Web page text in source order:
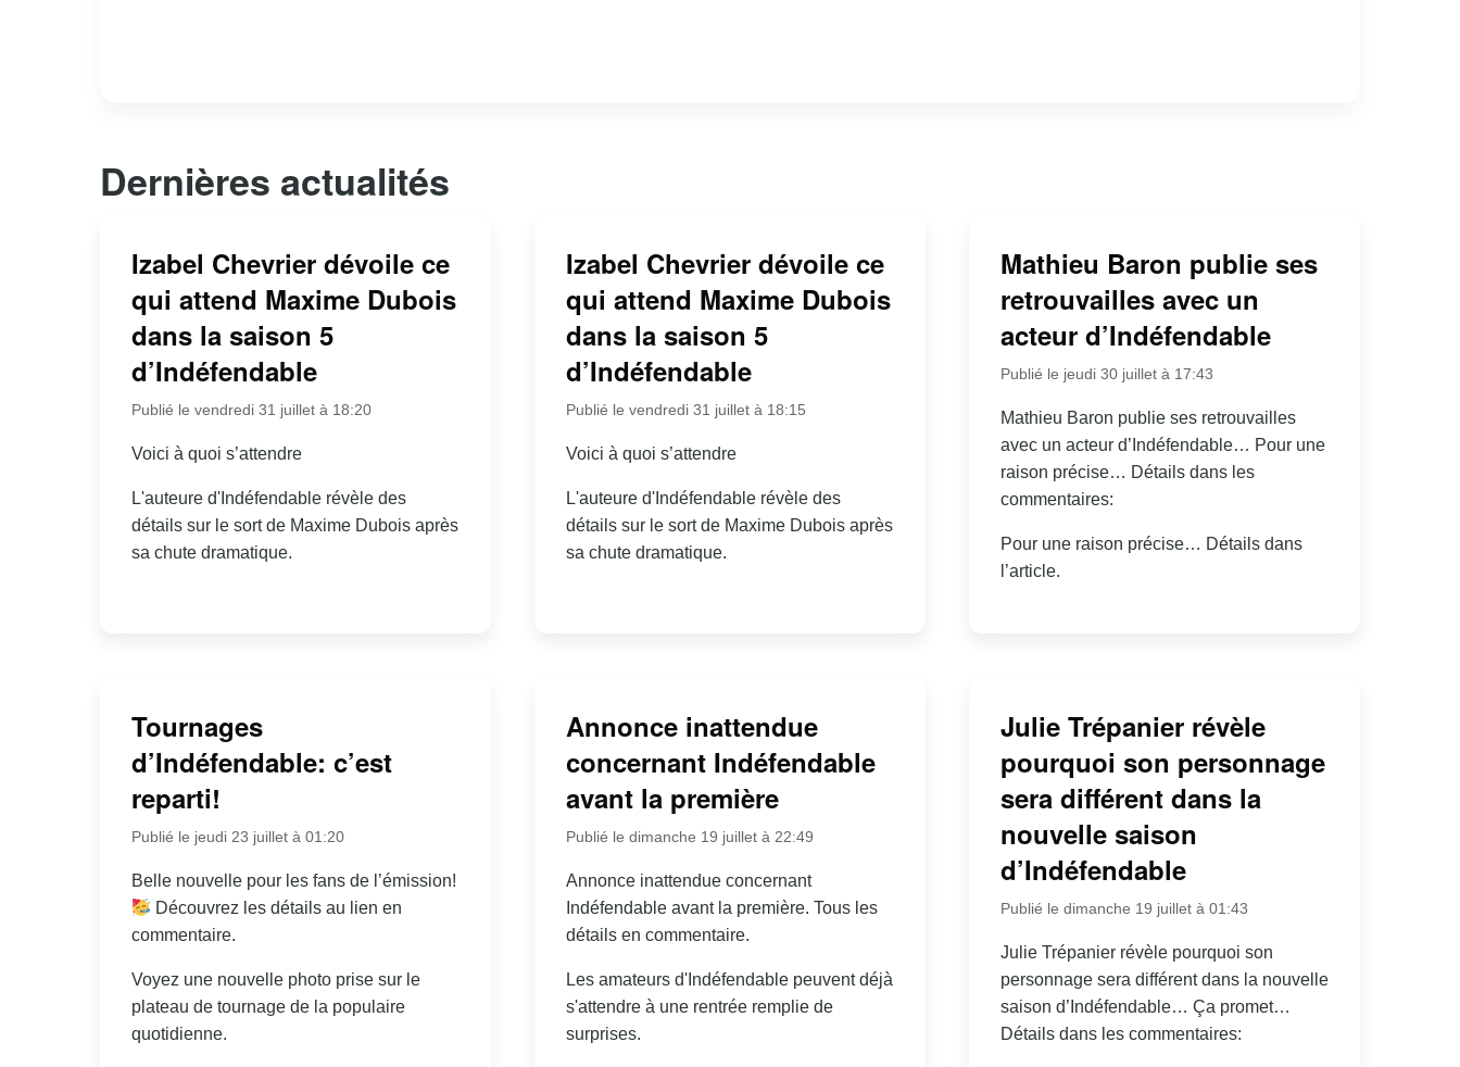
Dernières actualités
Izabel Chevrier dévoile ce
qui attend Maxime Dubois
dans la saison 5
d’Indéfendable
Publié le vendredi 31 juillet à 18:20
Voici à quoi s’attendre
L'auteure d'Indéfendable révèle des
détails sur le sort de Maxime Dubois après
sa chute dramatique.
Izabel Chevrier dévoile ce
qui attend Maxime Dubois
dans la saison 5
d’Indéfendable
Publié le vendredi 31 juillet à 18:15
Voici à quoi s’attendre
L'auteure d'Indéfendable révèle des
détails sur le sort de Maxime Dubois après
sa chute dramatique.
Mathieu Baron publie ses
retrouvailles avec un
acteur d’Indéfendable
Publié le jeudi 30 juillet à 17:43
Mathieu Baron publie ses retrouvailles
avec un acteur d’Indéfendable… Pour une
raison précise… Détails dans les
commentaires:
Pour une raison précise… Détails dans
l’article.
Tournages
d’Indéfendable: c’est
reparti!
Publié le jeudi 23 juillet à 01:20
Belle nouvelle pour les fans de l’émission!
Découvrez les détails au lien en
commentaire.
Voyez une nouvelle photo prise sur le
plateau de tournage de la populaire
quotidienne.
Annonce inattendue
concernant Indéfendable
avant la première
Publié le dimanche 19 juillet à 22:49
Annonce inattendue concernant
Indéfendable avant la première. Tous les
détails en commentaire.
Les amateurs d'Indéfendable peuvent déjà
s'attendre à une rentrée remplie de
surprises.
Julie Trépanier révèle
pourquoi son personnage
sera différent dans la
nouvelle saison
d’Indéfendable
Publié le dimanche 19 juillet à 01:43
Julie Trépanier révèle pourquoi son
personnage sera différent dans la nouvelle
saison d’Indéfendable… Ça promet…
Détails dans les commentaires: